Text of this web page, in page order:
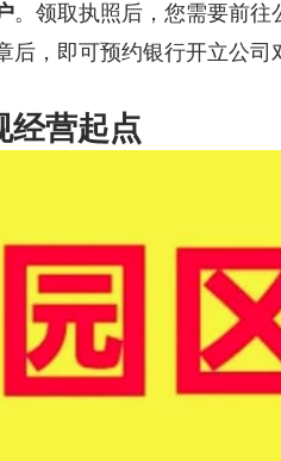
。领取执照后，您需要前
后，即可预约银行开立公
经营起点